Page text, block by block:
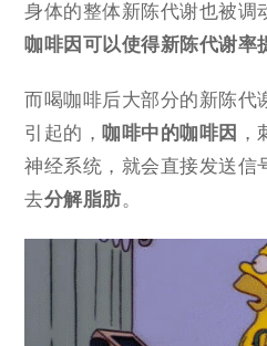
身体的整体新陈代谢也被调
咖啡因可以使得新陈代谢率
而喝咖啡后大部分的新陈代
引起的，咖啡中的咖啡因
神经系统，就会直接发送信
去分解脂肪。